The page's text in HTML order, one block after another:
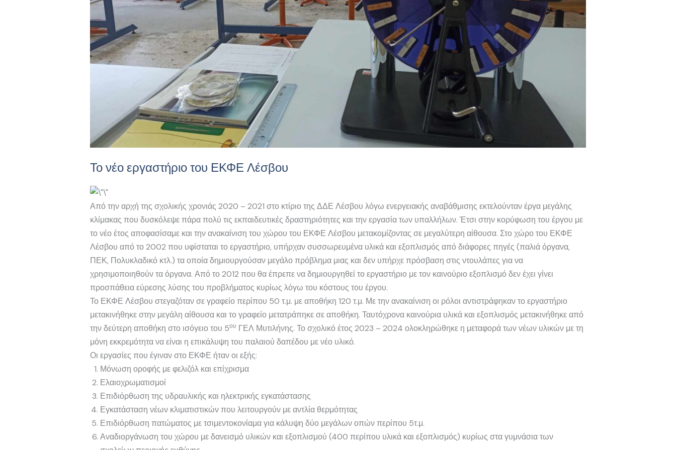
Το νέο εργαστήριο του ΕΚΦΕ Λέσβου
Από την αρχή της σχολικής χρονιάς 2020 – 2021 στο κτίριο της ΔΔΕ Λέσβου λόγω ενεργειακής αναβάθμισης εκτελούνταν έργα μεγάλης
κλίμακας που δυσκόλεψε πάρα πολύ τις εκπαιδευτικές δραστηριότητες και την εργασία των υπαλλήλων. Έτσι στην κορύφωση του έργου με
το νέο έτος αποφασίσαμε και την ανακαίνιση του χώρου του ΕΚΦΕ Λέσβου μετακομίζοντας σε μεγαλύτερη αίθουσα. Στο χώρο του ΕΚΦΕ
Λέσβου από το 2002 που υφίσταται το εργαστήριο, υπήρχαν συσσωρευμένα υλικά και εξοπλισμός από διάφορες πηγές (παλιά όργανα,
ΠΕΚ, Πολυκλαδικό κτλ.) τα οποία δημιουργούσαν μεγάλο πρόβλημα μιας και δεν υπήρχε πρόσβαση στις ντουλάπες για να
χρησιμοποιηθούν τα όργανα. Από το 2012 που θα έπρεπε να δημιουργηθεί το εργαστήριο με τον καινούριο εξοπλισμό δεν έχει γίνει
προσπάθεια εύρεσης λύσης του προβλήματος κυρίως λόγω του κόστους του έργου.
Το ΕΚΦΕ Λέσβου στεγαζόταν σε γραφείο περίπου 50 τ.μ. με αποθήκη 120 τ.μ. Με την ανακαίνιση οι ρόλοι αντιστράφηκαν το εργαστήριο
μετακινήθηκε στην μεγάλη αίθουσα και το γραφείο μετατράπηκε σε αποθήκη. Ταυτόχρονα καινούρια υλικά και εξοπλισμός μετακινήθηκε από
την δεύτερη αποθήκη στο ισόγειο του 5ου ΓΕΛ Μυτιλήνης. Το σχολικό έτος 2023 – 2024 ολοκληρώθηκε η μεταφορά των νέων υλικών με τη
μόνη εκκρεμότητα να είναι η επικάλυψη του παλαιού δαπέδου με νέο υλικό.
Οι εργασίες που έγιναν στο ΕΚΦΕ ήταν οι εξής:
Μόνωση οροφής με φελιζόλ και επίχρισμα
Ελαιοχρωματισμοί
Επιδιόρθωση της υδραυλικής και ηλεκτρικής εγκατάστασης
Εγκατάσταση νέων κλιματιστικών που λειτουργούν με αντλία θερμότητας
Επιδιόρθωση πατώματος με τσιμεντοκονίαμα για κάλυψη δύο μεγάλων οπών περίπου 5τ.μ.
Αναδιοργάνωση του χώρου με δανεισμό υλικών και εξοπλισμού (400 περίπου υλικά και εξοπλισμός) κυρίως στα γυμνάσια των